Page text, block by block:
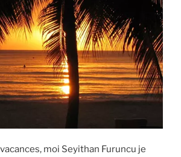
moi Seyithan Furuncu je